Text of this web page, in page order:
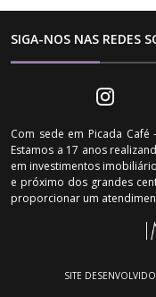
SIGA-NOS NAS REDES
Com sede em Picada
Estamos a 17 anos
em investimentos
e próximo dos grandes
proporcionar um
SITE